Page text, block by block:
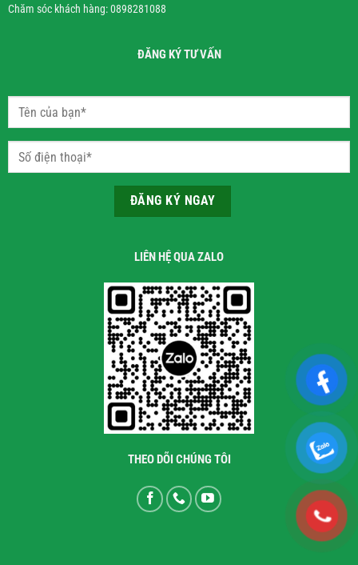
Chăm sóc khách hàng: 0898281088
ĐĂNG KÝ TƯ VẤN
LIÊN HỆ QUA ZALO
THEO DÕI CHÚNG TÔI